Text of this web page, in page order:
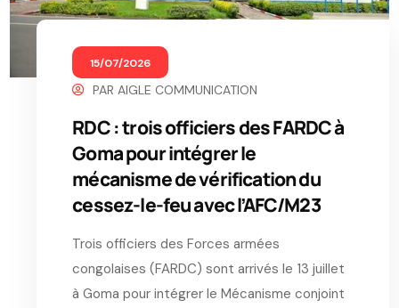
15/07/2026
PARAIGLE COMMUNICATION
RDC : trois officiers des FARDC à
Goma pour intégrer le
mécanisme de vérification du
cessez-le-feu avec l’AFC/M23
Trois officiers des Forces armées
congolaises (FARDC) sont arrivés le 13 juillet
à Goma pour intégrer le Mécanisme conjoint